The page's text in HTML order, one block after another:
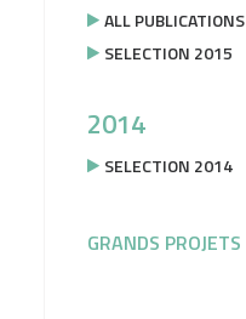
ALL PUBLICATIONS
SELECTION 2015
2014
SELECTION 2014
GRANDS PROJETS